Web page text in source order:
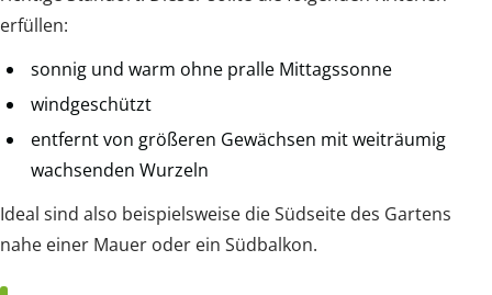
erfüllen:
sonnig und warm ohne pralle Mittagssonne
windgeschützt
entfernt von größeren Gewächsen mit weiträumig
wachsenden Wurzeln
Ideal sind also beispielsweise die Südseite des Gartens
nahe einer Mauer oder ein Südbalkon.